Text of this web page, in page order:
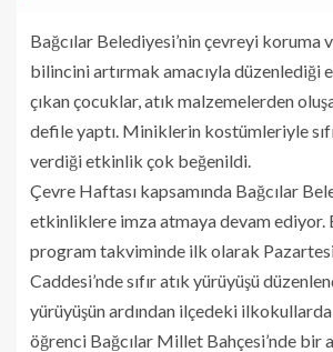
Bağcılar Belediyesi’nin çevreyi koruma
bilincini artırmak amacıyla düzenlediği
çıkan çocuklar, atık malzemelerden
defile yaptı. Miniklerin kostümleriyle
verdiği etkinlik çok beğenildi.
Çevre Haftası kapsamında Bağcılar
etkinliklere imza atmaya devam ediyor.
program takviminde ilk olarak Pazartesi
Caddesi’nde sıfır atık yürüyüşü
yürüyüşün ardından ilçedeki
öğrenci Bağcılar Millet Bahçesi’nde bir